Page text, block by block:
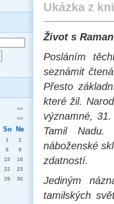
>>
>>
So Ne
1
2
8
9
15
16
22
23
29
30
Ukázka z
Život s
Posláním
seznámit
Přesto
které žil.
významné,
Tamil
náboženské
zdatností.
Jediným
tamilských